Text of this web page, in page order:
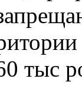
тыс